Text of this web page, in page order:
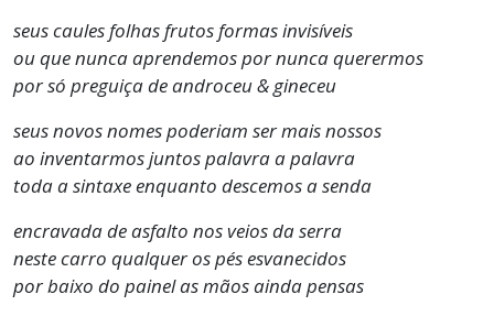
seus caules folhas frutos formas invisíveis
ou que nunca aprendemos por nunca querermos
por só preguiça de androceu & gineceu
seus novos nomes poderiam ser mais nossos
ao inventarmos juntos palavra a palavra
toda a sintaxe enquanto descemos a senda
encravada de asfalto nos veios da serra
neste carro qualquer os pés esvanecidos
por baixo do painel as mãos ainda pensas